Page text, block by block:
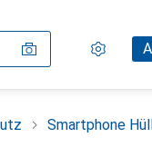
Merklisten
Warenkorb
Smartphone